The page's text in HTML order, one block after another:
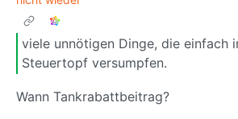
viele unnötigen Dinge, die einfach
Steuertopf versumpfen.
Wann Tankrabattbeitrag?